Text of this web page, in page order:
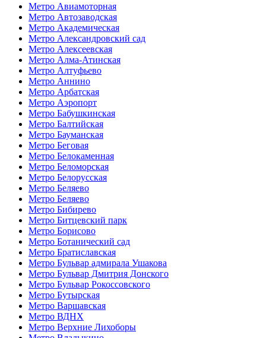
Метро Авиамоторная
Метро Автозаводская
Метро Академическая
Метро Александровский сад
Метро Алексеевская
Метро Алма-Атинская
Метро Алтуфьево
Метро Аннино
Метро Арбатская
Метро Аэропорт
Метро Бабушкинская
Метро Балтийская
Метро Бауманская
Метро Беговая
Метро Белокаменная
Метро Беломорская
Метро Белорусская
Метро Беляево
Метро Беляево
Метро Бибирево
Метро Битцевский парк
Метро Борисово
Метро Ботанический сад
Метро Братиславская
Метро Бульвар адмирала Ушакова
Метро Бульвар Дмитрия Донского
Метро Бульвар Рокоссовского
Метро Бутырская
Метро Варшавская
Метро ВДНХ
Метро Верхние Лихоборы